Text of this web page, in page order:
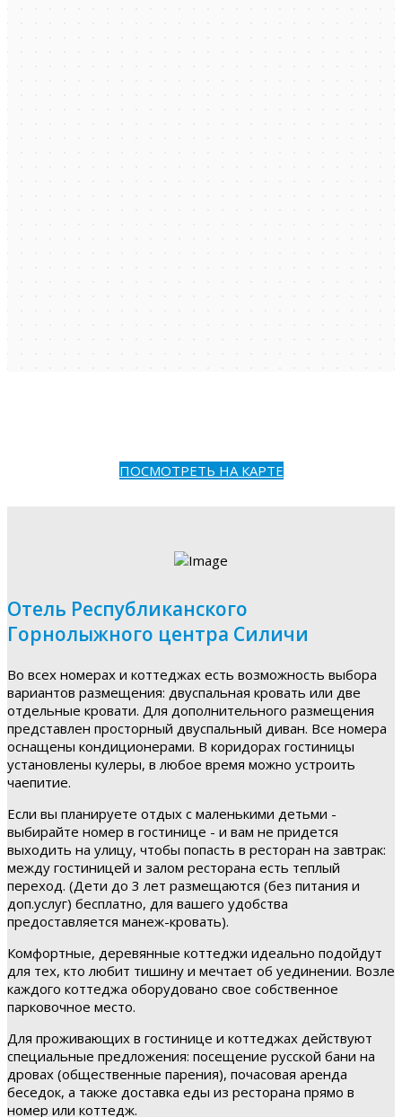
ПОСМОТРЕТЬ НА КАРТЕ
Отель Республиканского
Горнолыжного центра Силичи
Во всех номерах и коттеджах есть возможность выбора
вариантов размещения: двуспальная кровать или две
отдельные кровати. Для дополнительного размещения
представлен просторный двуспальный диван. Все номера
оснащены кондиционерами. В коридорах гостиницы
установлены кулеры, в любое время можно устроить
чаепитие.
Если вы планируете отдых с маленькими детьми -
выбирайте номер в гостинице - и вам не придется
выходить на улицу, чтобы попасть в ресторан на завтрак:
между гостиницей и залом ресторана есть теплый
переход. (Дети до 3 лет размещаются (без питания и
доп.услуг) бесплатно, для вашего удобства
предоставляется манеж-кровать).
Комфортные, деревянные коттеджи идеально подойдут
для тех, кто любит тишину и мечтает об уединении. Возле
каждого коттеджа оборудовано свое собственное
парковочное место.
Для проживающих в гостинице и коттеджах действуют
специальные предложения: посещение русской бани на
дровах (общественные парения), почасовая аренда
беседок, а также доставка еды из ресторана прямо в
номер или коттедж.